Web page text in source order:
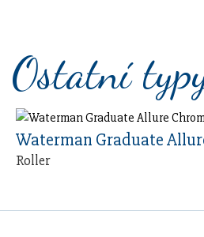
Ostatní
Waterman Graduate
Roller